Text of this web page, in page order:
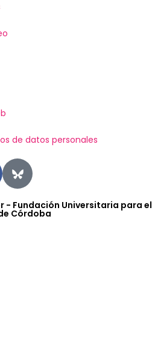
de datos personales
- Fundación Universitaria para el
Córdoba